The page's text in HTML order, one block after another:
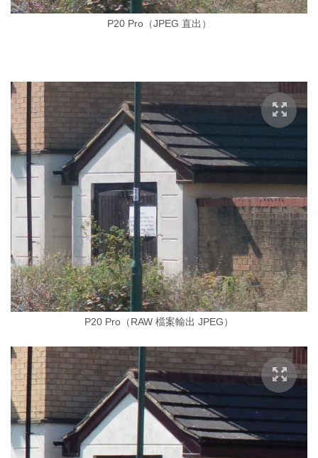
P20 Pro（JPEG 直出）
P20 Pro（RAW 檔案輸出 JPEG）